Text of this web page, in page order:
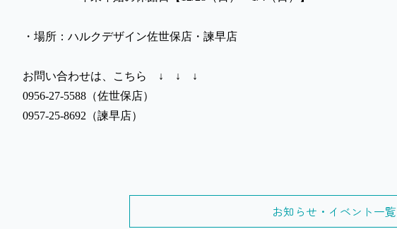
・場所：ハルクデザイン佐世保店・諫早店
お問い合わせは、こちら ↓ ↓ ↓
0956-27-5588（佐世保店）
0957-25-8692（諫早店）
お知らせ・イベント一覧